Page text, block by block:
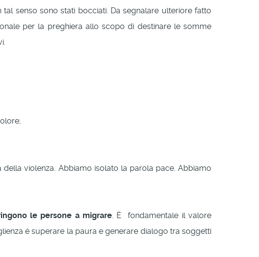
senso sono stati bocciati. Da segnalare ulteriore fatto
per la preghiera allo scopo di destinare le somme
violenza. Abbiamo isolato la parola pace. Abbiamo
le persone a migrare . È fondamentale il valore
è superare la paura e generare dialogo tra soggetti